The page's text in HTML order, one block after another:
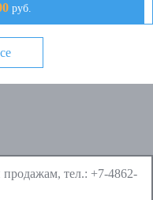
руб.
продажам, тел.: +7-4862-